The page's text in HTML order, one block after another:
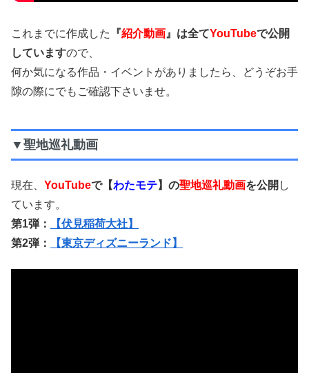
これまでに作成した 『紹介動画 』は全てYouTubeで公開
していますので、
何か気になる作品・イベントがありましたら、どうぞお手
隙の際にでもご確認下さいませ。
▼聖地巡礼動画
現在、 YouTubeで【わたモテ】の聖地巡礼動画を公開 し
ています。
第1弾：
【伏見稲荷大社】
第2弾：
【東京ディズニーランド】